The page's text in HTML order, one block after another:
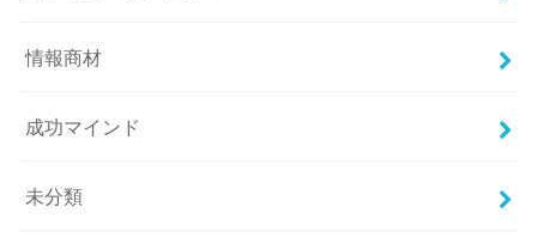
情報商材
成功マインド
未分類